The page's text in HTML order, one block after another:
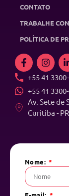
CONTATO
TRABALHE
POLÍTICA DE
+55 41
+55 41
Av. Sete de
Curitiba - PR
Nome: